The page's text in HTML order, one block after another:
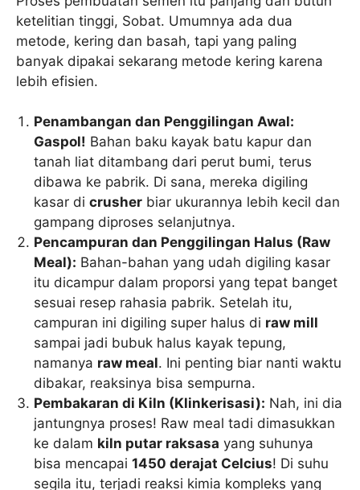
ketelitian tinggi, Sobat. Umumnya ada dua
metode, kering dan basah, tapi yang paling
banyak dipakai sekarang metode kering karena
lebih efisien.
Penambangan dan Penggilingan Awal:
Gaspol! Bahan baku kayak batu kapur dan
tanah liat ditambang dari perut bumi, terus
dibawa ke pabrik. Di sana, mereka digiling
kasar dicrusher biar ukurannya lebih kecil dan
gampang diproses selanjutnya.
Pencampuran dan Penggilingan Halus (Raw
Meal): Bahan-bahan yang udah digiling kasar
itu dicampur dalam proporsi yang tepat banget
sesuai resep rahasia pabrik. Setelah itu,
campuran ini digiling super halus di raw mill
sampai jadi bubuk halus kayak tepung,
namanya raw meal. Ini penting biar nanti waktu
dibakar, reaksinya bisa sempurna.
Pembakaran di Kiln (Klinkerisasi): Nah, ini dia
jantungnya proses! Raw meal tadi dimasukkan
ke dalam kiln putar raksasa yang suhunya
bisa mencapai1450 derajat Celcius! Di suhu
segila itu, terjadi reaksi kimia kompleks yang